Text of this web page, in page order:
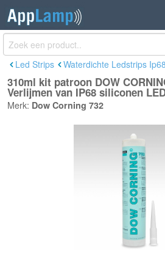
310ml kit patroon DOW
transp. Verlijmen van IP68
strips
€24,95
Led Strips Waterdichte Ledstrips Ip68
310ml kit patroon DOW
Verlijmen van IP68 siliconen
Merk: Dow Corning 732